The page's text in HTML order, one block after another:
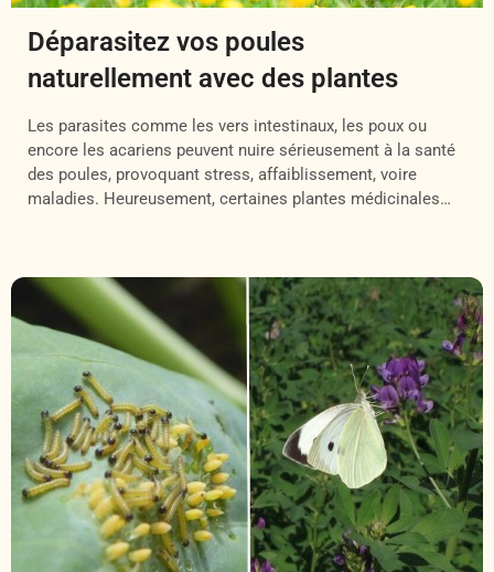
Déparasitez vos poules
naturellement avec des plantes
Les parasites comme les vers intestinaux, les poux ou
encore les acariens peuvent nuire sérieusement à la santé
des poules, provoquant stress, affaiblissement, voire
maladies. Heureusement, certaines plantes médicinales
renforcer l’immunité des […]